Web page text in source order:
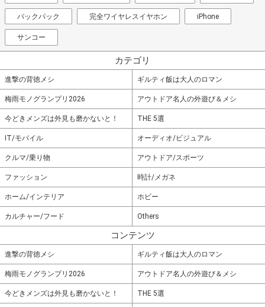
バックパック 完全ワイヤレスイヤホン iPhone
サンコー
カテゴリ
進撃の背徳メシ ギルティ飯は大人のロマン
梅雨モノグランプリ2026 アウトドア名人の外遊び＆メシ
今どきメンズは外見も磨かないと！ THE 5選
IT/モバイル オーディオ/ビジュアル
クルマ/乗り物 アウトドア/スポーツ
ファッション 時計/メガネ
ホーム/インテリア ホビー
カルチャー/フード Others
コンテンツ
進撃の背徳メシ ギルティ飯は大人のロマン
梅雨モノグランプリ2026 アウトドア名人の外遊び＆メシ
今どきメンズは外見も磨かないと！ THE 5選